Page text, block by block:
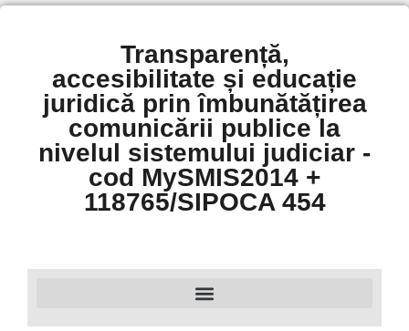
Transparență,
accesibilitate și educație
juridică prin îmbunătățirea
comunicării publice la
nivelul sistemului judiciar -
cod MySMIS2014 +
118765/SIPOCA 454